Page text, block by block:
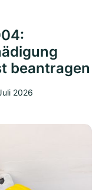
beantragen
2026